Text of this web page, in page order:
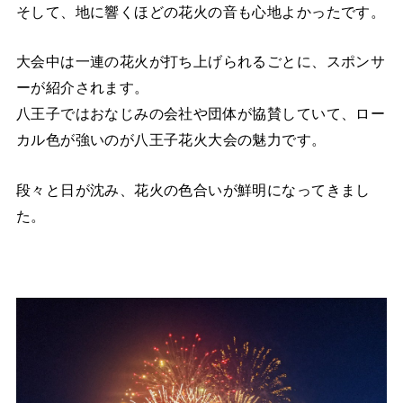
そして、地に響くほどの花火の音も心地よかったです。
大会中は一連の花火が打ち上げられるごとに、スポンサ
ーが紹介されます。
八王子ではおなじみの会社や団体が協賛していて、ロー
カル色が強いのが八王子花火大会の魅力です。
段々と日が沈み、花火の色合いが鮮明になってきまし
た。